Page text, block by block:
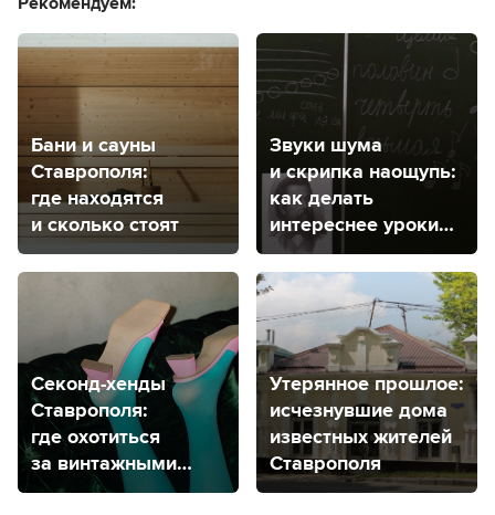
Бани и сауны
Ставрополя:
где находятся
и сколько стоят
Звуки шума
и скрипка наощупь:
как делать
интереснее уроки
музыки в школах
Секонд-хенды
Ставрополя:
где охотиться
за винтажными
вещами?
Утерянное прошлое:
исчезнувшие дома
известных жителей
Ставрополя